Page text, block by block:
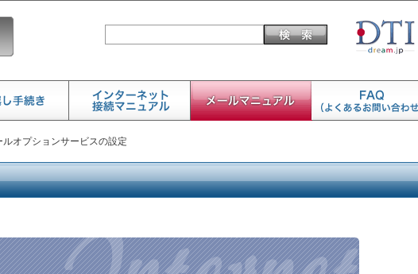
ルオプションサービスの設定